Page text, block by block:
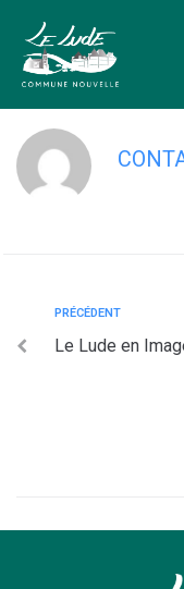
principal
Le Lude
PRÉCÉDENT
Le Lude en